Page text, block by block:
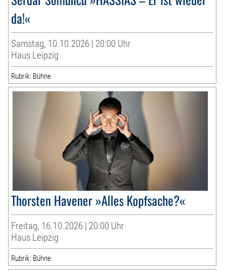
da!«
Samstag, 10.10.2026 | 20:00 Uhr
Haus Leipzig
Rubrik: Bühne
Thorsten Havener »Alles Kopfsache?«
Freitag, 16.10.2026 | 20:00 Uhr
Haus Leipzig
Rubrik: Bühne